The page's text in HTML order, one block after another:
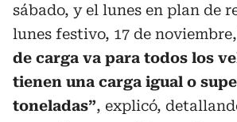
sábado, y el lunes en plan de
lunes festivo, 17 de noviembre,
de carga va para todos los
tienen una carga igual o
toneladas”, explicó,